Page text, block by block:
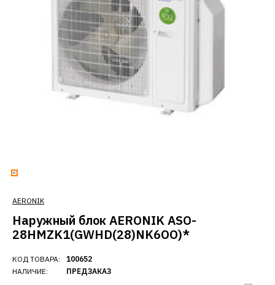
AERONIK
Наружный блок AERONIK ASO-
28HMZK1(GWHD(28)NK6OO)*
КОД ТОВАРА:
НАЛИЧИЕ:
100652
ПРЕДЗАКАЗ